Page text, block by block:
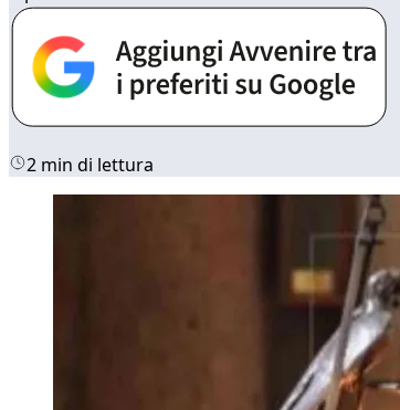
2 min di lettura